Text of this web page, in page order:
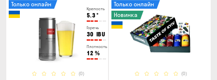
Крепость
5.3°
Горечь
30 IBU
Плотность
12 %
(0)
Только онлайн
(0)
Только онлайн
Новинка